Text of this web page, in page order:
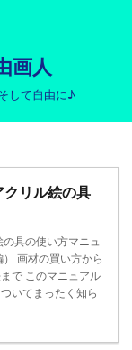
画人
して自由に♪
リル絵の具
具の使い方マニュ
画材の買い方から
で このマニュアル
いてまったく知ら